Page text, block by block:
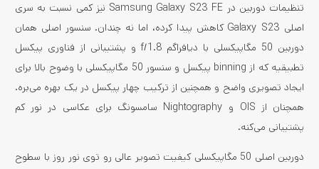
تنظیمات دوربین در Samsung Galaxy S23 FE نیز کمی نسبت به سری
اصلی Galaxy S23 کاهش پیدا کرده، اما نه چندان. سنسور اصلی همان
دوربین 50 مگاپیکسلی با دیافراگم f/1.8 و پشتیبانی از فناوری پیکسل
تطبیقیه که از binning پیکسل و سنسور 50 مگاپیکسلی با وضوح بالا برای
ایجاد تصویری واضح و همچنین از ترکیب چهار پیکسل در یک بهره می‌بره.
همچنان از OIS و Nightography سامسونگ برای عکاسی در نور کم
پشتیبانی می‌کنه.
دوربین اصلی 50 مگاپیکسلی کیفیت تصویر عالی رو توی نور روز با سطوح